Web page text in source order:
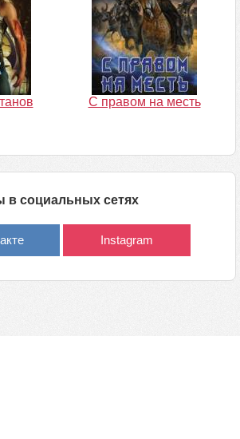
С правом на месть
в социальных сетях
Instagram